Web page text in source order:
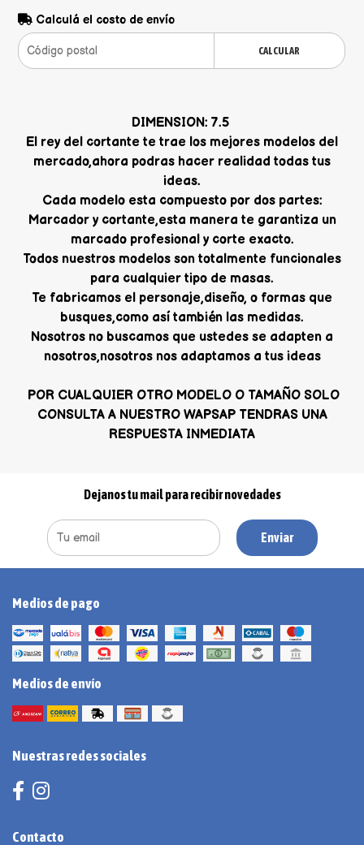
Calculá el costo de envío
CALCULAR
DIMENSION: 7.5
El rey del cortante te trae los mejores modelos del
mercado,ahora podras hacer realidad todas tus
ideas.
Cada modelo esta compuesto por dos partes:
Marcador y cortante,esta manera te garantiza un
marcado profesional y corte exacto.
Todos nuestros modelos son totalmente funcionales
para cualquier tipo de masas.
Te fabricamos el personaje,diseño, o formas que
busques,como así también las medidas.
Nosotros no buscamos que ustedes se adapten a
nosotros,nosotros nos adaptamos a tus ideas
POR CUALQUIER OTRO MODELO O TAMAÑO SOLO
CONSULTA A NUESTRO WAPSAP TENDRAS UNA
RESPUESTA INMEDIATA
Dejanos tu mail para recibir novedades
Enviar
Medios de pago
Medios de envío
Nuestras redes sociales
Contacto